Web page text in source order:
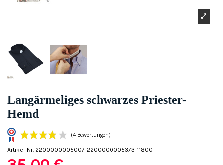
Langärmeliges schwarzes Priester-
Hemd
Artikel-Nr. 2200000005007-2200000005373-11800